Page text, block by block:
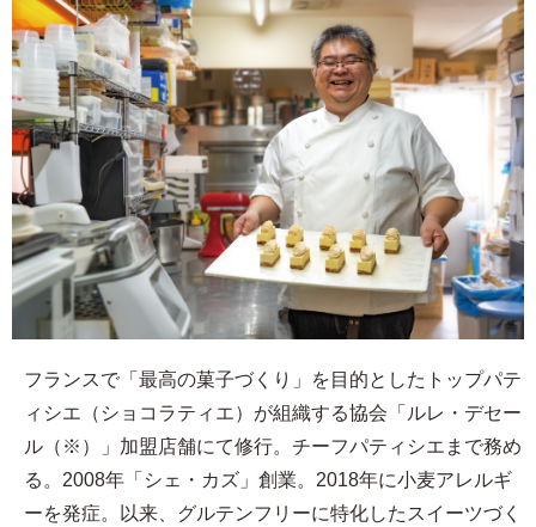
フランスで「最高の菓子づくり」を目的としたトップパテ
ィシエ（ショコラティエ）が組織する協会「ルレ・デセー
ル（※）」加盟店舗にて修行。チーフパティシエまで務め
る。2008年「シェ・カズ」創業。2018年に小麦アレルギ
ーを発症。以来、グルテンフリーに特化したスイーツづく